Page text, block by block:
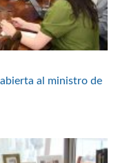
al ministro de